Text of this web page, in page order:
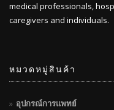
medical professionals,
caregivers and individuals.
หมวดหมู่สินค้า
อุปกรณ์การแพทย์